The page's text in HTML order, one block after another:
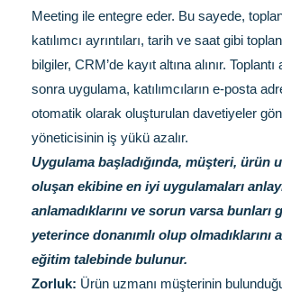
Meeting ile entegre eder. Bu sayede,
katılımcı ayrıntıları, tarih ve saat gibi
bilgiler, CRM’de kayıt altına alınır.
sonra uygulama, katılımcıların e-posta
otomatik olarak oluşturulan davetiyeler
yöneticisinin iş yükü azalır.
Uygulama başladığında, müşteri, ürün
oluşan ekibine en iyi uygulamaları
anlamadıklarını ve sorun varsa bunları
yeterince donanımlı olup olmadıklarını
eğitim talebinde bulunur.
Zorluk: Ürün uzmanı müşterinin